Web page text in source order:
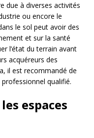
due à diverses activités
ou encore le
le sol peut avoir des
et sur la santé
l’état du terrain avant
acquéreurs des
il est recommandé de
qualifié.
espaces